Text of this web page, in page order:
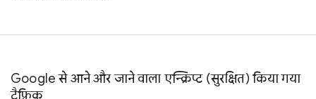
Google से आने और जाने वाला एन्क्रिप्ट (सुरक्षित) किया गया
ट्रैफ़िक